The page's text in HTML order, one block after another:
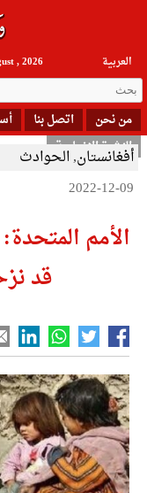
العربیة , 2026
من نحن اتصل بنا
النشرة الإخبارية
أفغانستان,الحوادث
2022-12-09
الأمم
قد